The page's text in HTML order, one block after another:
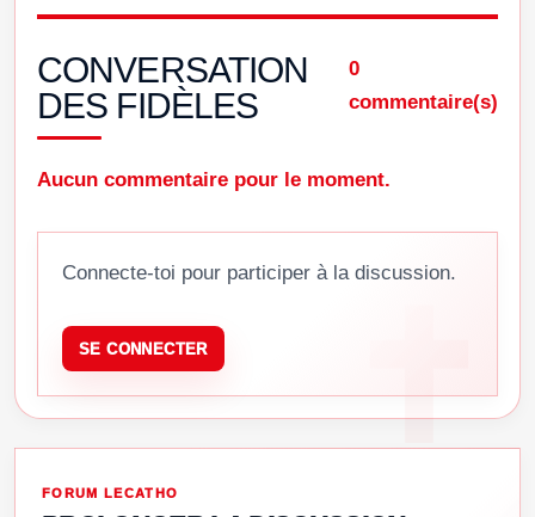
CONVERSATION
DES FIDÈLES
0
commentaire(s)
Aucun commentaire pour le moment.
Connecte-toi pour participer à la discussion.
SE CONNECTER
FORUM LECATHO